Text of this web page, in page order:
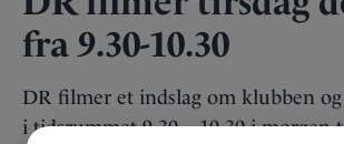
fra 9.30-10.30
DR filmer et indslag om klubben
i tidsrummet 9.30 – 10.30 i morgen